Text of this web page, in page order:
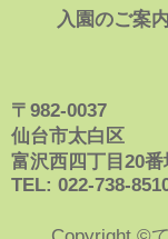
入園のご案内
〒982-0037
仙台市太白区
富沢西四丁目20番
TEL: 022-738-